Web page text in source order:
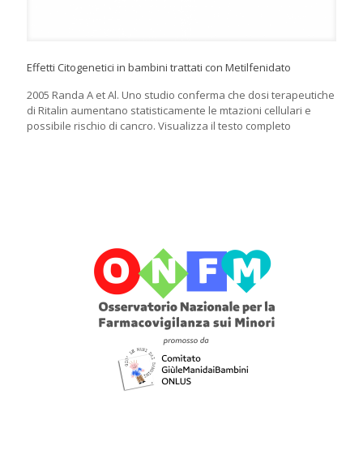
Effetti Citogenetici in bambini trattati con Metilfenidato
2005 Randa A et Al. Uno studio conferma che dosi terapeutiche
di Ritalin aumentano statisticamente le mtazioni cellulari e
possibile rischio di cancro. Visualizza il testo completo